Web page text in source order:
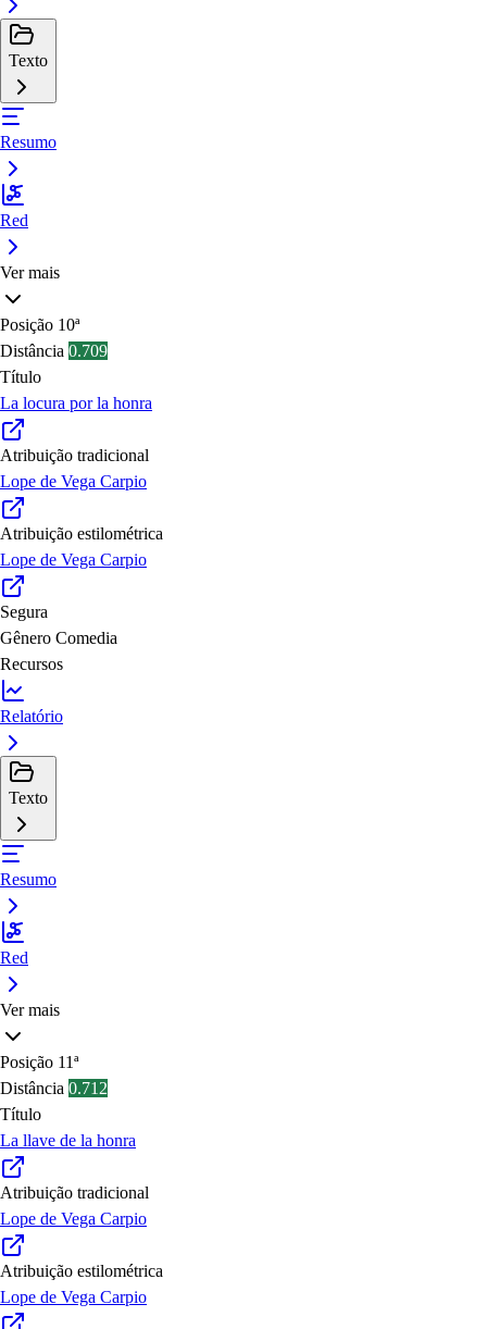
Texto
Resumo
Red
Ver mais
Posição 10ª
Distância 0.709
Título
La locura por la honra
Atribuição tradicional
Lope de Vega Carpio
Atribuição estilométrica
Lope de Vega Carpio
Segura
Gênero Comedia
Recursos
Relatório
Texto
Resumo
Red
Ver mais
Posição 11ª
Distância 0.712
Título
La llave de la honra
Atribuição tradicional
Lope de Vega Carpio
Atribuição estilométrica
Lope de Vega Carpio